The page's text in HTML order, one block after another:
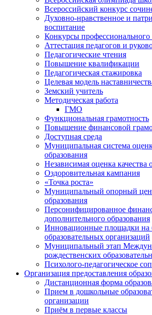
Всероссийский конкурс
Духовно-нравственное и
воспитание
Конкурсы профессионального
Аттестация педагогов и
Педагогические чтения
Повышение квалификации
Педагогическая стажировка
Целевая модель
Земский учитель
Методическая работа
ГМО
Функциональная грамотность
Повышение финансовой
Доступная среда
Муниципальная система
образования
Независимая оценка качества
Оздоровительная кампания
«Точка роста»
Муниципальный опорный
образования
Персонифицированное
дополнительного образования
Инновационные площадки на
образовательных организаций
Муниципальный этап
рождественских
Психолого-педагогическое
Организация предоставления
Дистанционная форма
Прием в дошкольные
организации
Приём в первые классы